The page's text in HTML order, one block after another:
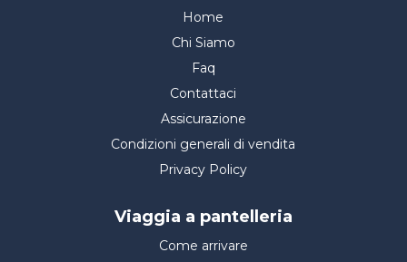
Home
Chi Siamo
Faq
Contattaci
Assicurazione
Condizioni generali di vendita
Privacy Policy
Viaggia a pantelleria
Come arrivare